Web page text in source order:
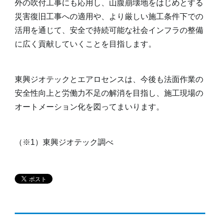
外の吹付工事にも応用し、山腹崩壊地をはじめとする
災害復旧工事への適用や、より厳しい施工条件下での
活用を通じて、安全で持続可能な社会インフラの整備
に広く貢献していくことを目指します。
東興ジオテックとエアロセンスは、今後も法面作業の
安全性向上と労働力不足の解消を目指し、施工現場の
オートメーション化を図ってまいります。
（※1）東興ジオテック調べ